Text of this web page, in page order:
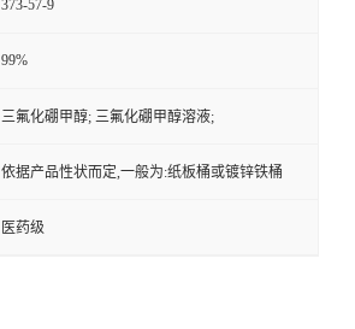
373-57-9
99%
三氟化硼甲醇; 三氟化硼甲醇溶液;
依据产品性状而定,一般为:纸板桶或镀锌铁桶
医药级